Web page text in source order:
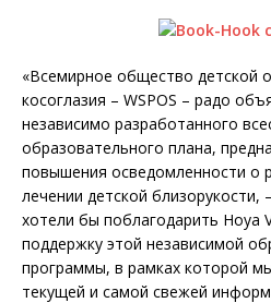
«Всемирное общество детской
косоглазия – WSPOS – радо
независимо разработанного
образовательного плана,
повышения осведомленности о
лечении детской
хотели бы поблагодарить Hoya
поддержку этой независимой
программы, в рамках которой
текущей и самой свежей